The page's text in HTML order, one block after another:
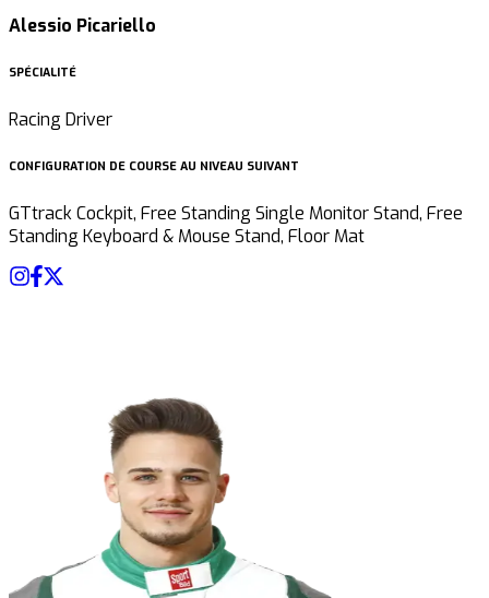
Alessio Picariello
SPÉCIALITÉ
Racing Driver
CONFIGURATION DE COURSE AU NIVEAU SUIVANT
GTtrack Cockpit, Free Standing Single Monitor Stand, Free
Standing Keyboard & Mouse Stand, Floor Mat